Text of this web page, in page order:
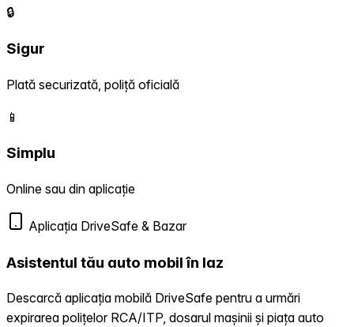
🔒
Sigur
Plată securizată, poliță oficială
📱
Simplu
Online sau din aplicație
Aplicația DriveSafe & Bazar
Asistentul tău auto mobil în Iaz
Descarcă aplicația mobilă DriveSafe pentru a urmări
expirarea polițelor RCA/ITP, dosarul mașinii și piața auto